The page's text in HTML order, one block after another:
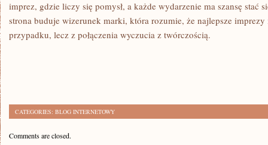
imprez, gdzie liczy się pomysł, a każde wydarzenie ma szansę stać
strona buduje wizerunek marki, która rozumie, że najlepsze
przypadku, lecz z połączenia wyczucia z twórczością.
CATEGORIES: BLOG INTERNETOWY
Comments are closed.